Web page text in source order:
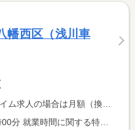
幡西区（浅川車
）、パート求人の場合は時間額を表示しています。
就業時間１ 16時00分〜23時00分 就業時間に関する特記事項 春季・夏季・冬季の講習会時期は８時〜２２時の間の５時間３０分